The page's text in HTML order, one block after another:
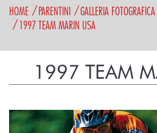
HOME PARENTINI GALLERIA FOTOGRAFICA
1997 TEAM MARIN USA
1997 TEAM